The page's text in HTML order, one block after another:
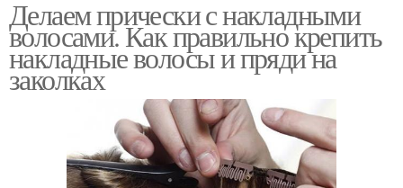
Делаем прически с накладными
волосами. Как правильно крепить
накладные волосы и пряди на
заколках